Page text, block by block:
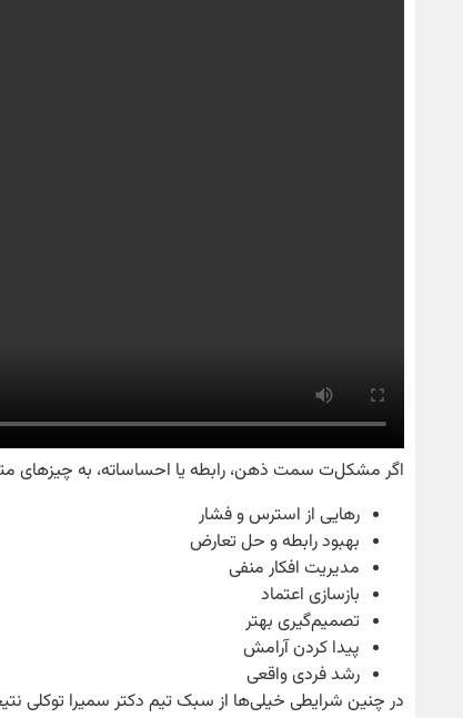
اگر مشکل‌ت سمت ذهن، رابطه یا احساساته، به چیزهای
رهایی از استرس و فشار
بهبود رابطه و حل تعارض
مدیریت افکار منفی
بازسازی اعتماد
تصمیم‌گیری بهتر
پیدا کردن آرامش
رشد فردی واقعی
در چنین شرایطی خیلی‌ها از سبک تیم دکتر سمیرا توکلی